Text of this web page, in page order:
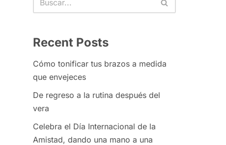
Recent Posts
Cómo tonificar tus brazos a medida
que envejeces
De regreso a la rutina después del
vera
Celebra el Día Internacional de la
Amistad, dando una mano a una